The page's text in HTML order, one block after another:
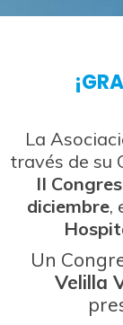
La
través de su
II
diciembre,
Un
Velilla